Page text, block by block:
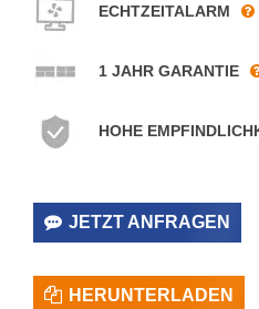
ECHTZEITALARM
1 JAHR GARANTIE
HOHE
JETZT ANFRAGEN
HERUNTERLADEN